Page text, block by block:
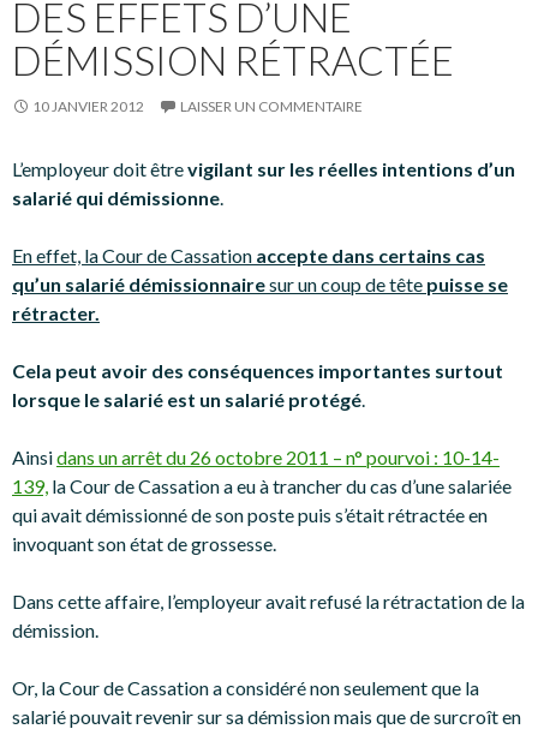
DES EFFETS D’UNE
DÉMISSION RÉTRACTÉE
10 JANVIER 2012 LAISSER UN COMMENTAIRE
L’employeur doit êtrevigilant sur les réelles intentions d’un
salarié qui démissionne.
En effet, la Cour de Cassation accepte dans certains cas
qu’un salarié démissionnairesur un coup de tête puisse se
rétracter.
Cela peut avoir des conséquences importantes surtout
lorsque le salarié est un salarié protégé.
Ainsidans un arrêt du 26 octobre 2011 – n° pourvoi : 10-14-
139, la Cour de Cassation a eu à trancher du cas d’une salariée
qui avait démissionné de son poste puis s’était rétractée en
invoquant son état de grossesse.
Dans cette affaire, l’employeur avait refusé la rétractation de la
démission.
Or, la Cour de Cassation a considéré non seulement que la
salarié pouvait revenir sur sa démission mais que de surcroît en